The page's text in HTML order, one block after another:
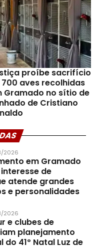
proíbe sacrifício
700 aves recolhidas
Gramado no sítio de
de Cristiano
2026
em Gramado
de
atende grandes
e personalidades
2026
e clubes de
planejamento
41º Natal Luz de